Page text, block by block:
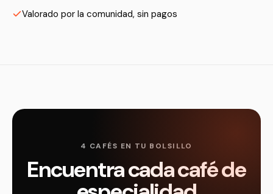
Valorado por la comunidad, sin pagos
4 CAFÉS EN TU BOLSILLO
Encuentra cada café de